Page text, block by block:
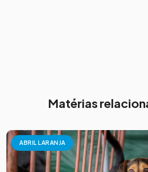
Matérias
ABRIL LARANJA